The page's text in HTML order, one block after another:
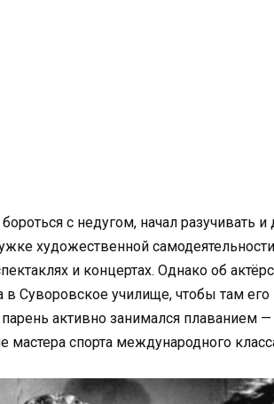
с недугом, начал разучивать и
художественной
и концертах. Однако об
Суворовское училище, чтобы там его
активно занимался плаванием
спорта международного